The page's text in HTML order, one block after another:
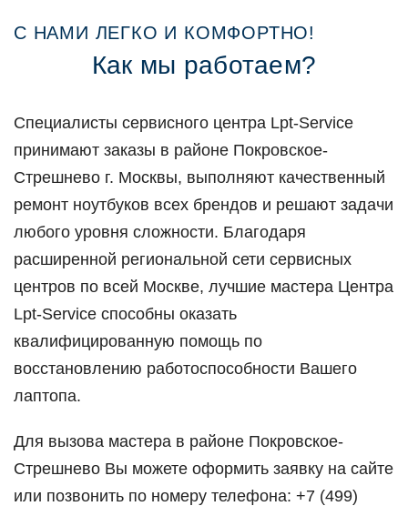
С НАМИ ЛЕГКО И КОМФОРТНО!
Как мы работаем?
Специалисты сервисного центра Lpt-Service
принимают заказы в районе Покровское-
Стрешнево г. Москвы, выполняют качественный
ремонт ноутбуков всех брендов и решают задачи
любого уровня сложности. Благодаря
расширенной региональной сети сервисных
центров по всей Москве, лучшие мастера Центра
Lpt-Service способны оказать
квалифицированную помощь по
восстановлению работоспособности Вашего
лаптопа.
Для вызова мастера в районе Покровское-
Стрешнево Вы можете оформить заявку на сайте
или позвонить по номеру телефона: +7 (499)